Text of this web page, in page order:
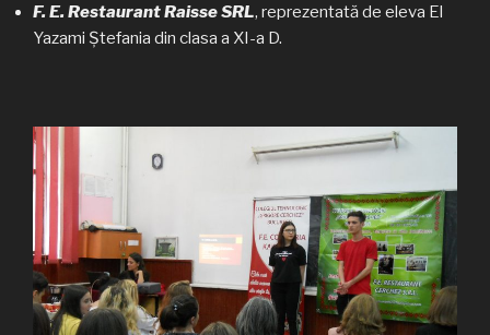
F. E. Restaurant Raisse SRL, reprezentată de eleva El
Yazami Ștefania din clasa a XI-a D.